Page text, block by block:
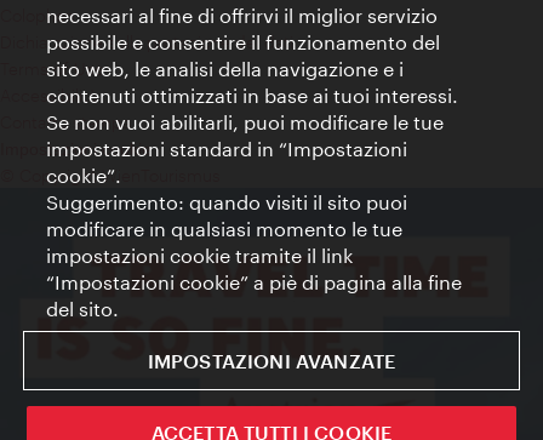
Colophon
Dichiarazione sulla protezione dei dati
Terms of Use
Accessibilità
Contatto stampa
Impostazioni cookie
© Copyright WienTourismus
necessari al fine di offrirvi il miglior servizio
possibile e consentire il funzionamento del
sito web, le analisi della navigazione e i
contenuti ottimizzati in base ai tuoi interessi.
Se non vuoi abilitarli, puoi modificare le tue
impostazioni standard in “Impostazioni
cookie”.
Suggerimento: quando visiti il sito puoi
modificare in qualsiasi momento le tue
impostazioni cookie tramite il link
“Impostazioni cookie” a piè di pagina alla fine
del sito.
IMPOSTAZIONI AVANZATE
ACCETTA TUTTI I COOKIE